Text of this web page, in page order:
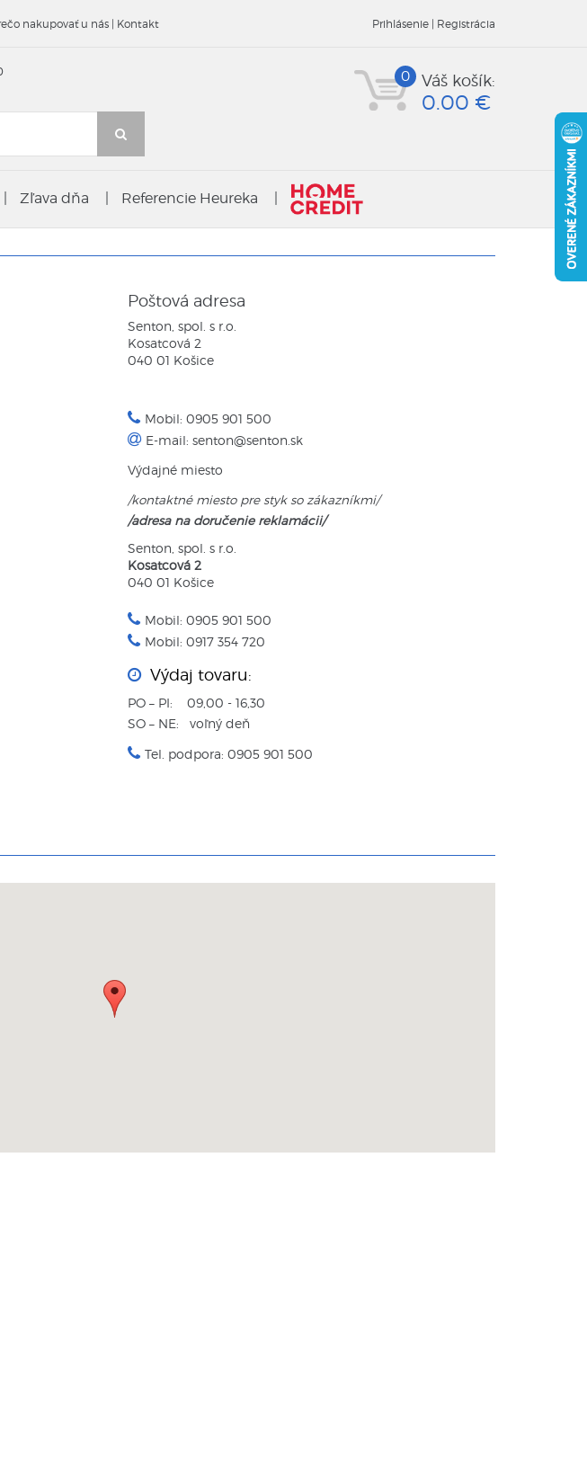
nakupovať u nás | Kontakt Prihlásenie | Registrácia
Váš košík:
0.00 €
0
Zľava dňa Referencie Heureka
Poštová adresa
Senton, spol. s r.o.
Kosatcová 2
040 01 Košice
Mobil: 0905 901 500
E-mail: senton@senton.sk
Výdajné miesto
/kontaktné miesto pre styk so zákazníkmi/
/adresa na doručenie reklamácii/
Senton, spol. s r.o.
Kosatcová 2
040 01 Košice
Mobil: 0905 901 500
Mobil: 0917 354 720
Výdaj tovaru:
PO – PI: 09,00 - 16,30
SO – NE: voľný deň
Tel. podpora: 0905 901 500